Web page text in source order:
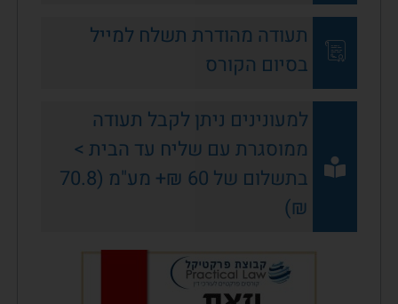
תעודה מהודרת תשלח למייל
בסיום הקורס
למעונינים ניתן לקבל תעודה
ממוסגרת עם שליח עד הבית >
בתשלום של 60 ₪+ מע"מ (70.8
₪)